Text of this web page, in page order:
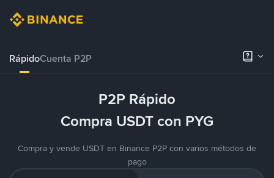
RápidoCuenta P2P
P2P Rápido
Compra USDT con PYG
Compra y vende USDT en Binance P2P con varios métodos de
pago